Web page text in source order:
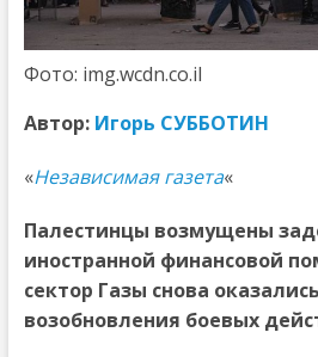
Фото: img.wcdn.co.il
Автор: Игорь СУББОТИН
«Независимая газета«
Палестинцы возмущены
иностранной финансовой
сектор Газы снова
возобновления боевых